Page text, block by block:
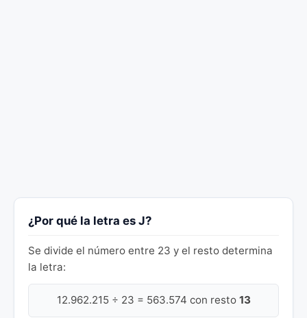
¿Por qué la letra es J?
Se divide el número entre 23 y el resto determina
la letra:
12.962.215 ÷ 23 = 563.574 con resto 13